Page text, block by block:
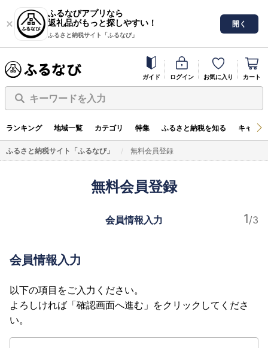
ふるなびアプリなら
返礼品がもっと探しやすい！
ふるさと納税サイト「ふるなび」
開く
ガイド ログイン お気に入り カート
キーワードを入力
ランキング 地域一覧 カテゴリ 特集 ふるさと納税を知る キャン
ふるさと納税サイト「ふるなび」 無料会員登録
無料会員登録
会員情報入力
会員情報入力
以下の項目をご入力ください。
よろしければ「確認画面へ進む」をクリックしてくださ
い。